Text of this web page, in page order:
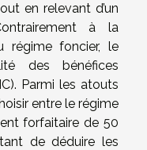
en relevant d’un
à la
régime foncier, le
des bénéfices
Parmi les atouts
entre le régime
forfaitaire de 50
de déduire les